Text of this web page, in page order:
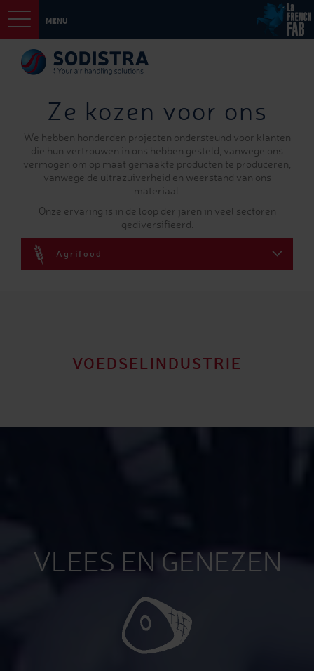
MENU
Ze kozen voor ons
We hebben honderden projecten ondersteund voor klanten
die hun vertrouwen in ons hebben gesteld, vanwege ons
vermogen om op maat gemaakte producten te produceren,
vanwege de ultrazuiverheid en weerstand van ons
materiaal.
Onze ervaring is in de loop der jaren in veel sectoren
gediversifieerd.
Agrifood
VOEDSELINDUSTRIE
VLEES EN GENEZEN